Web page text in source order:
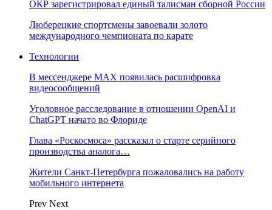
ОКР зарегистрировал единый талисман сборной России
Люберецкие спортсмены завоевали золото
международного чемпионата по карате
Технологии
В мессенджере MAX появилась расшифровка
видеосообщений
Уголовное расследование в отношении OpenAI и
ChatGPT начато во Флориде
Глава «Роскосмоса» рассказал о старте серийного
производства аналога…
Жители Санкт-Петербурга пожаловались на работу
мобильного интернета
Prev Next